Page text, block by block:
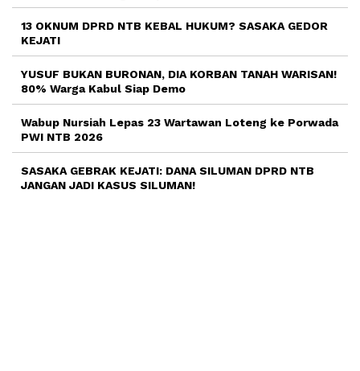
13 OKNUM DPRD NTB KEBAL HUKUM? SASAKA GEDOR
KEJATI
YUSUF BUKAN BURONAN, DIA KORBAN TANAH WARISAN!
80% Warga Kabul Siap Demo
Wabup Nursiah Lepas 23 Wartawan Loteng ke Porwada
PWI NTB 2026
SASAKA GEBRAK KEJATI: DANA SILUMAN DPRD NTB
JANGAN JADI KASUS SILUMAN!